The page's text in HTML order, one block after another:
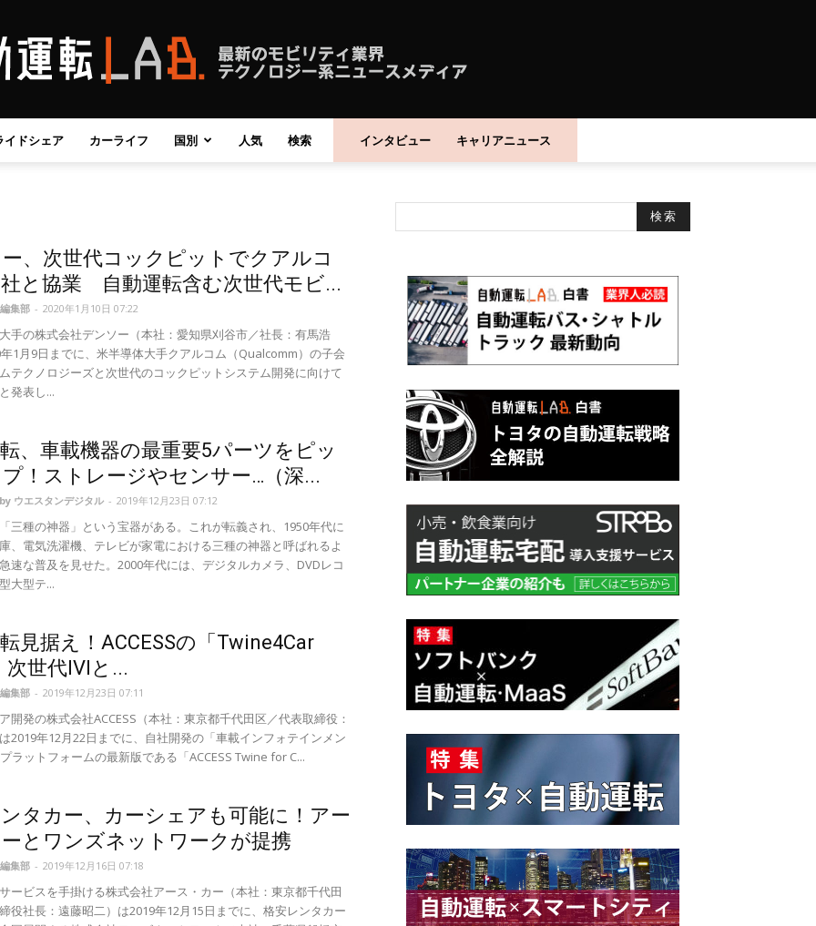
自
動
運
転
ボ
イドシェア カーライフ 国別 人気 検索 インタビュー キャリアニュース
、次世代コックピットでクアルコ
と協業 自動運転含む次世代モビ...
集部 - 2020年1月10日 07:22
手の株式会社デンソー（本社：愛知県刈谷市／社長：有馬浩
1月9日までに、米半導体大手クアルコム（Qualcomm）の子会
テクノロジーズと次世代のコックピットシステム開発に向けて
発表し...
、車載機器の最重要5パーツをピッ
！ストレージやセンサー…（深...
ウエスタンデジタル - 2019年12月23日 07:12
三種の神器」という宝器がある。これが転義され、1950年代に
、電気洗濯機、テレビが家電における三種の神器と呼ばれるよ
速な普及を見せた。2000年代には、デジタルカメラ、DVDレコ
大型テ...
見据え！ACCESSの「Twine4Car
次世代IVIと...
集部 - 2019年12月23日 07:11
開発の株式会社ACCESS（本社：東京都千代田区／代表取締役：
2019年12月22日までに、自社開発の「車載インフォテインメン
ラットフォームの最新版である「ACCESS Twine for C...
タカー、カーシェアも可能に！アー
とワンズネットワークが提携
集部 - 2019年12月16日 07:18
ービスを手掛ける株式会社アース・カー（本社：東京都千代田
役社長：遠藤昭二）は2019年12月15日までに、格安レンタカー